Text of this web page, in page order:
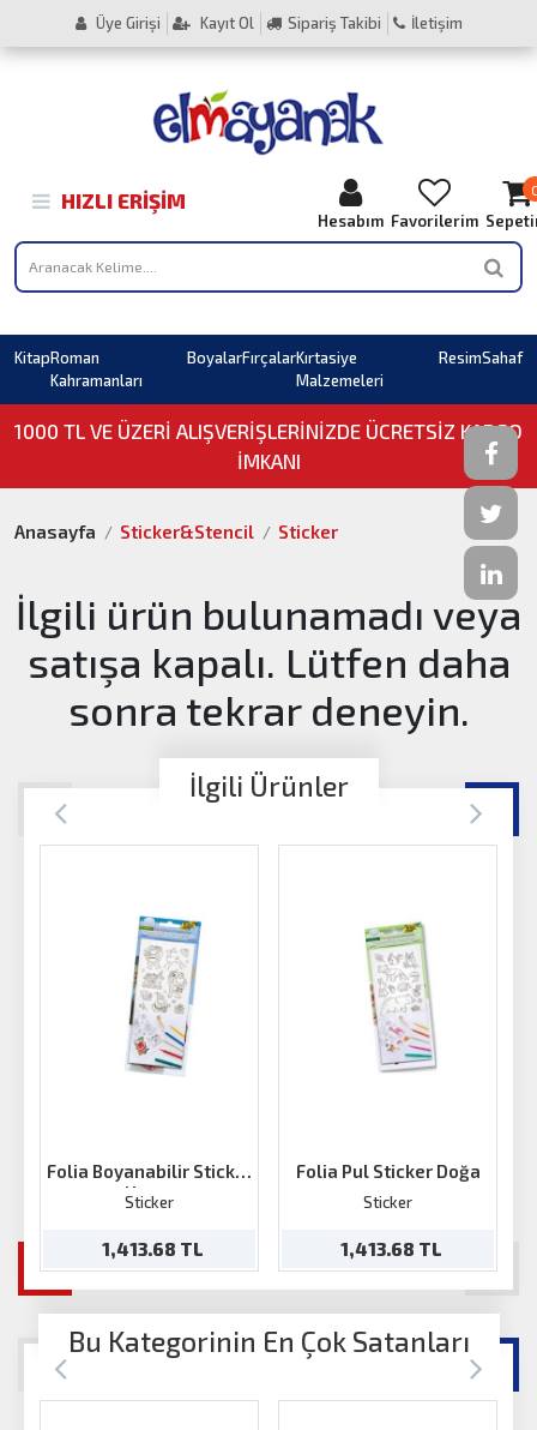
Üye Girişi Kayıt Ol Sipariş Takibi İletişim
HIZLI ERIŞIM
Hesabım Favorilerim
KitapRoman
Kahramanları
BoyalarFırçalarKırtasiye
Malzemeleri
ResimSahaf
1000 TL VE ÜZERI ALIŞVERIŞLERINIZDE ÜCRETSİZ KARGO
İMKANI
Anasayfa Sticker&Stencil Sticker
İlgili ürün bulunamadı veya
satışa kapalı. Lütfen daha
sonra tekrar deneyin.
İlgili Ürünler
Folia Boyanabilir Sticker
Xmas
Sticker
1,413.68 TL
Folia Pul Sticker Doğa
Sticker
1,413.68 TL
Bu Kategorinin En Çok Satanları